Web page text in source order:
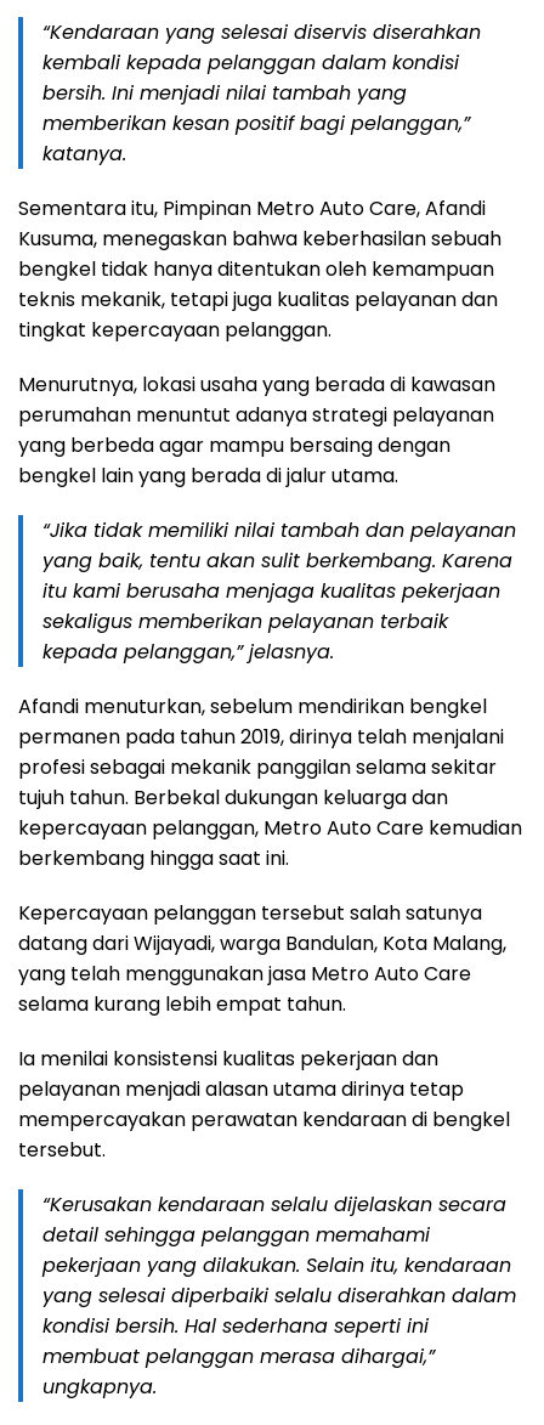
“Kendaraan yang selesai diservis diserahkan
kembali kepada pelanggan dalam kondisi
bersih. Ini menjadi nilai tambah yang
memberikan kesan positif bagi pelanggan,”
katanya.
Sementara itu, Pimpinan Metro Auto Care, Afandi
Kusuma, menegaskan bahwa keberhasilan sebuah
bengkel tidak hanya ditentukan oleh kemampuan
teknis mekanik, tetapi juga kualitas pelayanan dan
tingkat kepercayaan pelanggan.
Menurutnya, lokasi usaha yang berada di kawasan
perumahan menuntut adanya strategi pelayanan
yang berbeda agar mampu bersaing dengan
bengkel lain yang berada di jalur utama.
“Jika tidak memiliki nilai tambah dan pelayanan
yang baik, tentu akan sulit berkembang. Karena
itu kami berusaha menjaga kualitas pekerjaan
sekaligus memberikan pelayanan terbaik
kepada pelanggan,” jelasnya.
Afandi menuturkan, sebelum mendirikan bengkel
permanen pada tahun 2019, dirinya telah menjalani
profesi sebagai mekanik panggilan selama sekitar
tujuh tahun. Berbekal dukungan keluarga dan
kepercayaan pelanggan, Metro Auto Care kemudian
berkembang hingga saat ini.
Kepercayaan pelanggan tersebut salah satunya
datang dari Wijayadi, warga Bandulan, Kota Malang,
yang telah menggunakan jasa Metro Auto Care
selama kurang lebih empat tahun.
Ia menilai konsistensi kualitas pekerjaan dan
pelayanan menjadi alasan utama dirinya tetap
mempercayakan perawatan kendaraan di bengkel
tersebut.
“Kerusakan kendaraan selalu dijelaskan secara
detail sehingga pelanggan memahami
pekerjaan yang dilakukan. Selain itu, kendaraan
yang selesai diperbaiki selalu diserahkan dalam
kondisi bersih. Hal sederhana seperti ini
membuat pelanggan merasa dihargai,”
ungkapnya.